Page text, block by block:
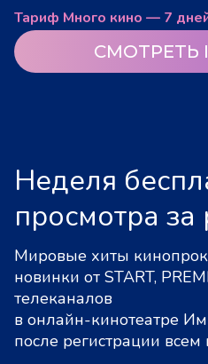
Тариф Много кино — 7
СМОТРЕТЬ
Неделя
просмотра
Мировые хиты
новинки от START,
телеканалов
в онлайн-кинотеатре
после регистрации